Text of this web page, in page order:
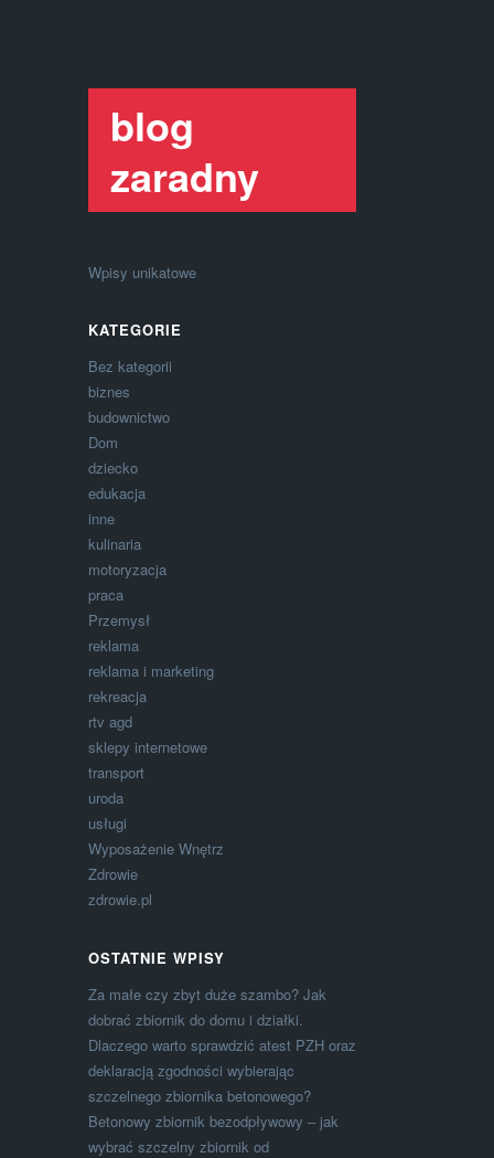
blog
zaradny
Wpisy unikatowe
KATEGORIE
Bez kategorii
biznes
budownictwo
Dom
dziecko
edukacja
inne
kulinaria
motoryzacja
praca
Przemysł
reklama
reklama i marketing
rekreacja
rtv agd
sklepy internetowe
transport
uroda
usługi
Wyposażenie Wnętrz
Zdrowie
zdrowie.pl
OSTATNIE WPISY
Za małe czy zbyt duże szambo? Jak
dobrać zbiornik do domu i działki.
Dlaczego warto sprawdzić atest PZH oraz
deklaracją zgodności wybierając
szczelnego zbiornika betonowego?
Betonowy zbiornik bezodpływowy – jak
wybrać szczelny zbiornik od